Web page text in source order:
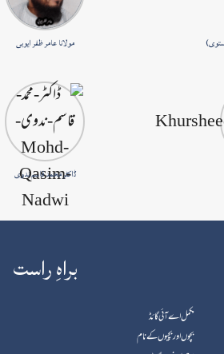
مولانا عامر ظفر ایوبی
ڈاکٹر محمد قاسم ندوی
براہِ راست
مکمل اے آئی گائڈ
بچوں اور بچیوں کے نام